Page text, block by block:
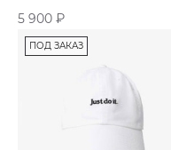
«Gray»
5 900 ₽
ПОД ЗАКАЗ